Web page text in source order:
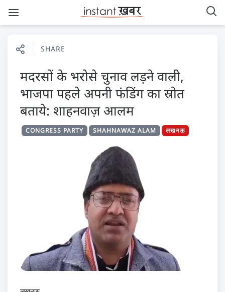
SHARE
मदरसों के भरोसे चुनाव लड़ने वाली,
भाजपा पहले अपनी फंडिंग का स्रोत
बताये: शाहनवाज़ आलम
CONGRESS PARTY SHAHNAWAZ ALAM लखनऊ